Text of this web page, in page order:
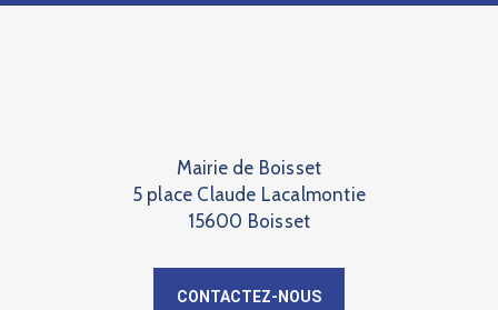
Mairie de Boisset
5 place Claude Lacalmontie
15600 Boisset
CONTACTEZ-NOUS